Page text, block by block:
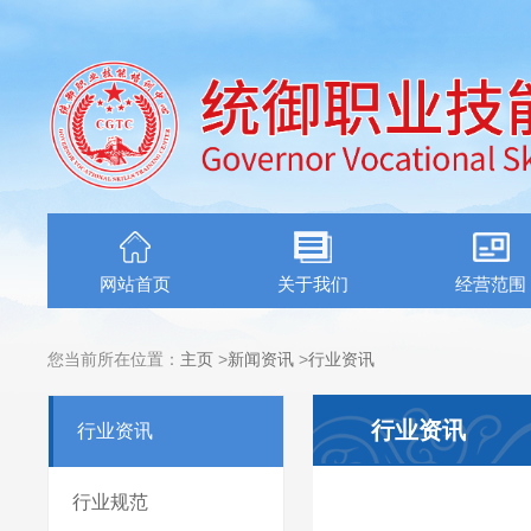
网站首页 关于我们 经营范围
您当前所在位置： 主页 >新闻资讯 >行业资讯
行业资讯
行业规范
行业资讯